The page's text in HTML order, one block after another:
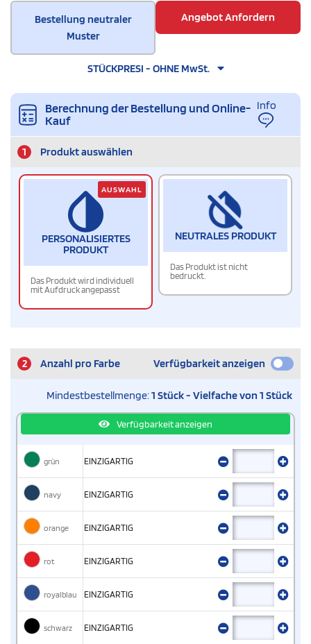
Bestellung neutraler
Muster
Angebot Anfordern
STÜCKPRESI - OHNE MwSt.
Berechnung der Bestellung und Online-
Kauf
Info
1 Produkt auswählen
PERSONALISIERTES
PRODUKT
Das Produkt wird individuell
mit Aufdruck angepasst
AUSWAHL
NEUTRALES PRODUKT
Das Produkt ist nicht
bedruckt.
2 Anzahl pro Farbe Verfügbarkeit anzeigen
Mindestbestellmenge:1 Stück - Vielfache von 1 Stück
Verfügbarkeit anzeigen
grün EINZIGARTIG
navy EINZIGARTIG
orange EINZIGARTIG
rot EINZIGARTIG
royalblau EINZIGARTIG
schwarz EINZIGARTIG